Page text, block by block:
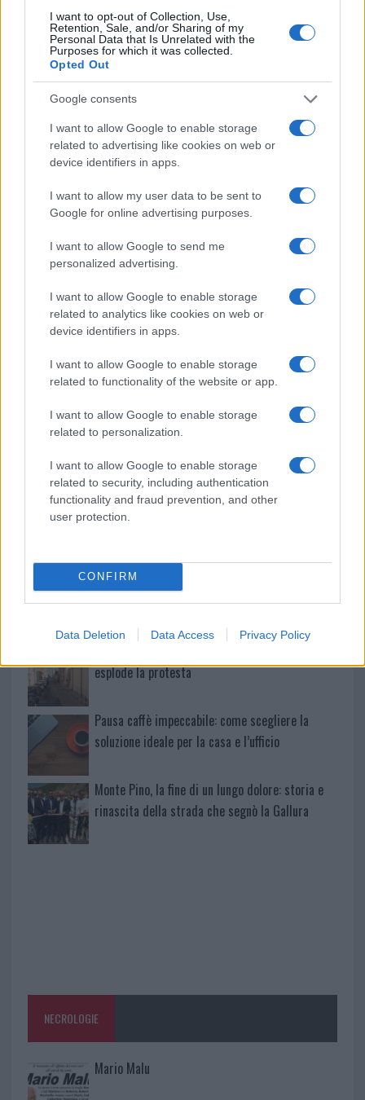
I want to opt-out of Collection, Use,
Retention, Sale, and/or Sharing of my
Personal Data that Is Unrelated with the
Purposes for which it was collected.
Opted Out
Google consents
I want to allow Google to enable storage
related to advertising like cookies on web or
device identifiers in apps.
I want to allow my user data to be sent to
Google for online advertising purposes.
I want to allow Google to send me
personalized advertising.
I want to allow Google to enable storage
related to analytics like cookies on web or
device identifiers in apps.
I want to allow Google to enable storage
related to functionality of the website or app.
I want to allow Google to enable storage
related to personalization.
I want to allow Google to enable storage
related to security, including authentication
functionality and fraud prevention, and other
user protection.
CONFIRM
Data Deletion Data Access Privacy Policy
Ricevi le nostre ultime news
daGoogle News
Condividi l'articolo
a
ce
b
o
o
k
T
w
it
te
r
n
te
re
st
W
h
at
s
A
p
p
h
re
Articolo precedente
Prossimo articolo
NOTIZIE RECENTI
Ristorante distrutto dalle fiamme a La
Le previsioni meteo per il weekend a Olbia e in
Gallura
Michelle Hunziker in Gallura, bella anche dal
Calangianus, dopo le polemiche il centro
accoglienza minori chiude
esplode la protesta
Pausa caffè impeccabile: come scegliere la
soluzione ideale per la casa e l’ufficio
Monte Pino, la fine di un lungo dolore: storia e
rinascita della strada che segnò la Gallura
NECROLOGIE
Mario Malu